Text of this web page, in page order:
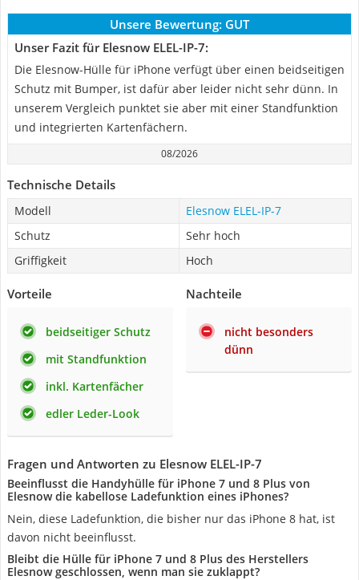
Unsere Bewertung: GUT
Unser Fazit für Elesnow ELEL-IP-7:
Die Elesnow-Hülle für iPhone verfügt über einen beidseitigen
Schutz mit Bumper, ist dafür aber leider nicht sehr dünn. In
unserem Vergleich punktet sie aber mit einer Standfunktion
und integrierten Kartenfächern.
08/2026
Technische Details
Modell
Elesnow ELEL-IP-7
Schutz
Sehr hoch
Griffigkeit
Hoch
Vorteile
beidseitiger Schutz
mit Standfunktion
inkl. Kartenfächer
edler Leder-Look
Nachteile
nicht besonders
dünn
Fragen und Antworten zu Elesnow ELEL-IP-7
Beeinflusst die Handyhülle für iPhone 7 und 8 Plus von
Elesnow die kabellose Ladefunktion eines iPhones?
Nein, diese Ladefunktion, die bisher nur das iPhone 8 hat, ist
davon nicht beeinflusst.
Bleibt die Hülle für iPhone 7 und 8 Plus des Herstellers
Elesnow geschlossen, wenn man sie zuklappt?